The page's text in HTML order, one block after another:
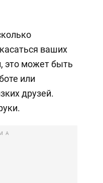
ваших
это может быть
или
друзей.